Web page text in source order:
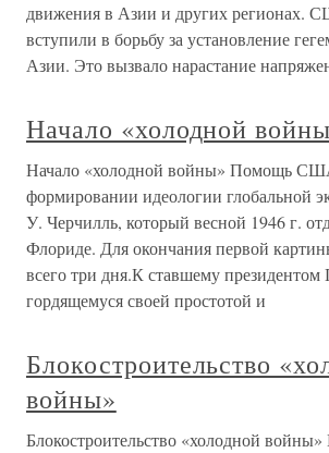
движения в Азии и других регионах.
вступили в борьбу за установление
Азии. Это вызвало нарастание
Начало «холодной
Начало «холодной войны» Помощь
формировании идеологии глобальной
У. Черчилль, который весной 1946 г.
Флориде. Для окончания первой
всего три дня.К ставшему президентом
гордящемуся своей простотой и
Блокостроительство
войны»
Блокостроительство «холодной